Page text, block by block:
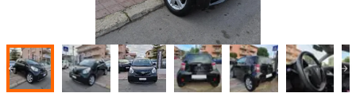
Veicoli Commerciali
Concessionari